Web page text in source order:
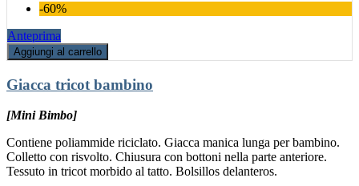
-60%
Anteprima
Aggiungi al carrello
Giacca tricot bambino
[Mini Bimbo]
Contiene poliammide riciclato. Giacca manica lunga per bambino.
Colletto con risvolto. Chiusura con bottoni nella parte anteriore.
Tessuto in tricot morbido al tatto. Bolsillos delanteros.